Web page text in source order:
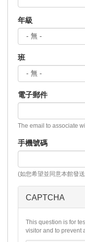
年級
班
電子郵件
The email to associate
手機號碼
(如您希望並同意本館發
CAPTCHA
This question is for
visitor and to prevent